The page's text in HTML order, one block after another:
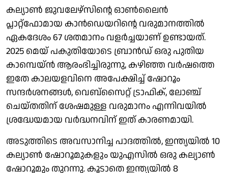
കല്യാണ്‍ ജുവലേഴ്സിന്റെ ഓണ്‍ലൈന്‍
പ്ലാറ്റ്ഫോമായ കാന്‍ഡെയറിന്റെ വരുമാനത്തില്‍
ഏകദേശം 67 ശതമാനം വളര്‍ച്ചയാണ് ഉണ്ടായത്.
2025 മെയ് പകുതിയോടെ ബ്രാന്‍ഡ് ഒരു പുതിയ
കാമ്പെയ്ന്‍ ആരംഭിച്ചിരുന്നു, കഴിഞ്ഞ വര്‍ഷത്തെ
ഇതേ കാലയളവിനെ അപേക്ഷിച്ച് ഷോറൂം
സന്ദര്‍ശനങ്ങള്‍, വെബ്സൈറ്റ് ട്രാഫിക്, ലോഞ്ച്
ചെയ്തതിന് ശേഷമുള്ള വരുമാനം എന്നിവയില്‍
ശ്രദ്ധേയമായ വര്‍ദ്ധനവിന് ഇത് കാരണമായി.
അടുത്തിടെ അവസാനിച്ച പാദത്തില്‍, ഇന്ത്യയില്‍ 10
കല്യാണ്‍ ഷോറൂമുകളും യുഎസില്‍ ഒരു കല്യാണ്‍
ഷോറൂമും തുറന്നു. കൂടാതെ ഇന്ത്യയില്‍ 8